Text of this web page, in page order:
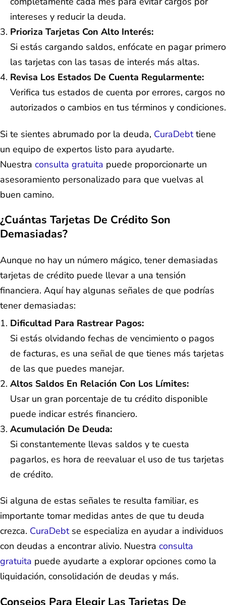
intereses y reducir la deuda.
Prioriza Tarjetas Con Alto Interés:
Si estás cargando saldos, enfócate en pagar primero
las tarjetas con las tasas de interés más altas.
Revisa Los Estados De Cuenta Regularmente:
Verifica tus estados de cuenta por errores, cargos no
autorizados o cambios en tus términos y condiciones.
Si te sientes abrumado por la deuda, CuraDebttiene
un equipo de expertos listo para ayudarte.
Nuestra consulta gratuita puede proporcionarte un
asesoramiento personalizado para que vuelvas al
buen camino.
¿Cuántas Tarjetas De Crédito Son
Demasiadas?
Aunque no hay un número mágico, tener demasiadas
tarjetas de crédito puede llevar a una tensión
financiera. Aquí hay algunas señales de que podrías
tener demasiadas:
Dificultad Para Rastrear Pagos:
Si estás olvidando fechas de vencimiento o pagos
de facturas, es una señal de que tienes más tarjetas
de las que puedes manejar.
Altos Saldos En Relación Con Los Límites:
Usar un gran porcentaje de tu crédito disponible
puede indicar estrés financiero.
Acumulación De Deuda:
Si constantemente llevas saldos y te cuesta
pagarlos, es hora de reevaluar el uso de tus tarjetas
de crédito.
Si alguna de estas señales te resulta familiar, es
importante tomar medidas antes de que tu deuda
crezca. CuraDebtse especializa en ayudar a individuos
con deudas a encontrar alivio. Nuestra consulta
gratuita puede ayudarte a explorar opciones como la
liquidación, consolidación de deudas y más.
Consejos Para Elegir Las Tarjetas De